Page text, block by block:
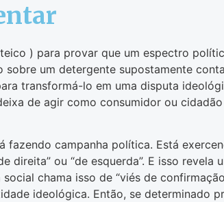
) para provar que um espectro
um detergente supostamente
transformá-lo em uma disputa
de agir como consumidor ou
campanha política. Está
ou “de esquerda”. E isso
chama isso de “viés de
ideológica. Então, se determinado